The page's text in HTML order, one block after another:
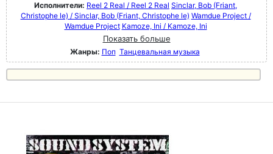
Исполнители: Reel 2 Real / Reel 2 Real Sinclar, Bob (Friant,
Christophe le) / Sinclar, Bob (Friant, Christophe le) Wamdue Project /
Wamdue Project Kamoze, Ini / Kamoze, Ini
Показать больше
Жанры: Поп Танцевальная музыка